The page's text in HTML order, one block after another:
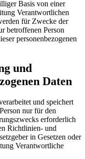
Basis von einer
Verantwortlichen
für Zwecke der
betroffenen Person
personenbezogenen
und
Daten
und speichert
nur für den
erforderlich
Richtlinien- und
in Gesetzen oder
Verantwortliche